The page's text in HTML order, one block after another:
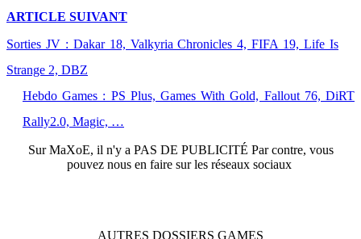
ARTICLE SUIVANT
Sorties JV : Dakar 18, Valkyria Chronicles 4, FIFA 19, Life Is
Strange 2, DBZ
Hebdo Games : PS Plus, Games With Gold, Fallout 76, DiRT
Rally2.0, Magic, …
SurMaXoE, il n'y a PAS DE PUBLICITÉ Par contre, vous
pouvez nous en faire sur les réseaux sociaux
AUTRES DOSSIERS GAMES